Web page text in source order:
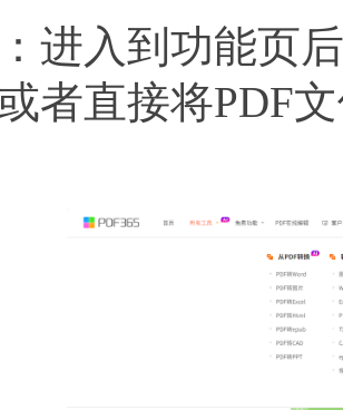
进入到功能页
或者直接将PDF